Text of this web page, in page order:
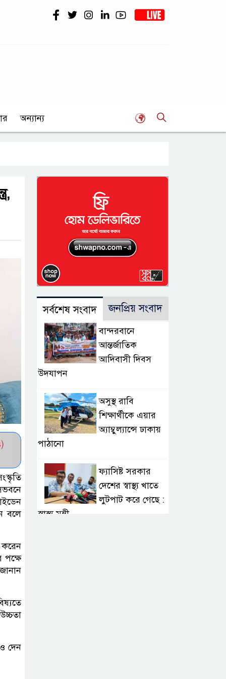
অন্যান্য
বলে
করেন
পক্ষে
দেন
সর্বশেষ সংবাদ জনপ্রিয় সংবাদ
বান্দরবানে
আন্তর্জাতিক
আদিবাসী দিবস
উদযাপন
অসুস্থ রাবি
শিক্ষার্থীকে এয়ার
অ্যাম্বুল্যান্সে ঢাকায়
পাঠানো
ফ্যাসিষ্ট সরকার
দেশের স্বাস্থ্য খাতে
লুটপাট করে গেছে :
স্বাস্থ্য মন্ত্রী